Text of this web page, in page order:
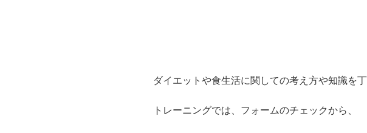
ダイエットや食生活に関しての考え方や知識を丁
トレーニングでは、フォームのチェックから、